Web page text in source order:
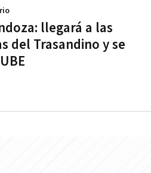
llegará a las
del Trasandino y se